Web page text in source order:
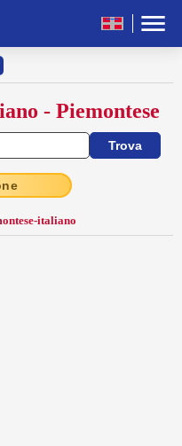
- Piemontese
italiano